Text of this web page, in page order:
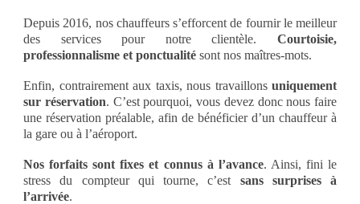
Depuis 2016, nos chauffeurs s’efforcent de fournir le meilleur
des services pour notre clientèle. Courtoisie,
professionnalisme et ponctualité sont nos maîtres-mots.
Enfin, contrairement aux taxis, nous travaillons uniquement
sur réservation. C’est pourquoi, vous devez donc nous faire
une réservation préalable, afin de bénéficier d’un chauffeur à
la gare ou à l’aéroport.
Nos forfaits sont fixes et connus à l’avance. Ainsi, fini le
stress du compteur qui tourne, c’est sans surprises à
l’arrivée.